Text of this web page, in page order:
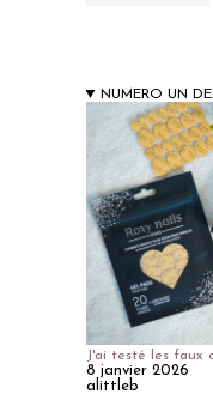
NUMERO UN
J'ai testé les faux
8 janvier 2026
alittleb